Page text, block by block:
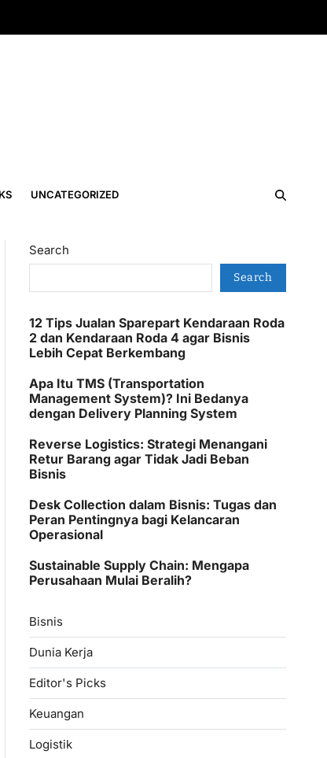
UNCATEGORIZED
Search
Search
12 Tips Jualan Sparepart Kendaraan Roda
2 dan Kendaraan Roda 4 agar Bisnis
Lebih Cepat Berkembang
Apa Itu TMS (Transportation
Management System)? Ini Bedanya
dengan Delivery Planning System
Reverse Logistics: Strategi Menangani
Retur Barang agar Tidak Jadi Beban
Bisnis
Desk Collection dalam Bisnis: Tugas dan
Peran Pentingnya bagi Kelancaran
Operasional
Sustainable Supply Chain: Mengapa
Perusahaan Mulai Beralih?
Bisnis
Dunia Kerja
Editor's Picks
Keuangan
Logistik